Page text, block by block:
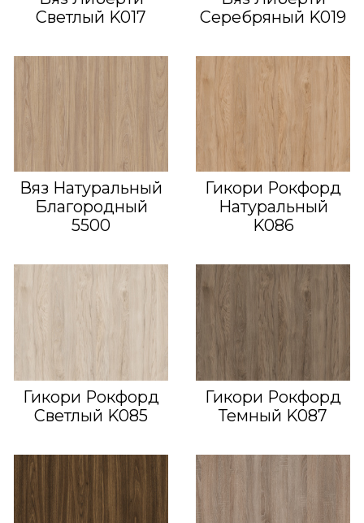
Светлый K017
Серебряный K019
Вяз Натуральный
Благородный
5500
Гикори Рокфорд
Натуральный
K086
Гикори Рокфорд
Светлый K085
Гикори Рокфорд
Темный K087